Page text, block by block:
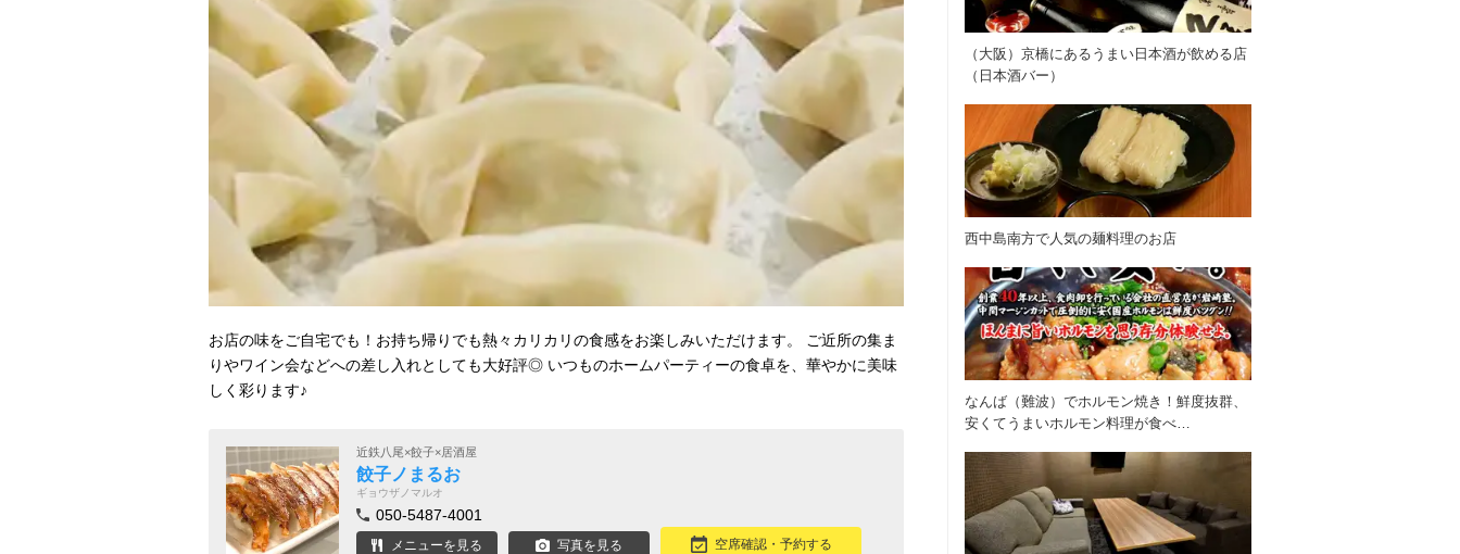
お店の味をご自宅でも！お持ち帰りでも熱々カリカリの食感をお楽しみいただけます。 ご近所の集ま
りやワイン会などへの差し入れとしても大好評◎ いつものホームパーティーの食卓を、華やかに美味
しく彩ります♪
近鉄八尾×餃子×居酒屋
餃子ノまるお
ギョウザノマルオ
050-5487-4001
メニューを見る 写真を見る 空席確認・予約する
（大阪）京橋にあるうまい日本酒が飲める店
（日本酒バー）
西中島南方で人気の麺料理のお店
なんば（難波）でホルモン焼き！鮮度抜群、
安くてうまいホルモン料理が食べ…